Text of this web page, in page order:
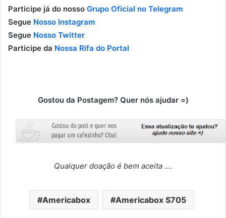
Participe já do nosso Grupo Oficial no Telegram
Segue Nosso Instagram
Segue Nosso Twitter
Participe da Nossa Rifa do Portal
Gostou da Postagem? Quer nós ajudar =)
Qualquer doação é bem aceita ….
Americabox Americabox S705